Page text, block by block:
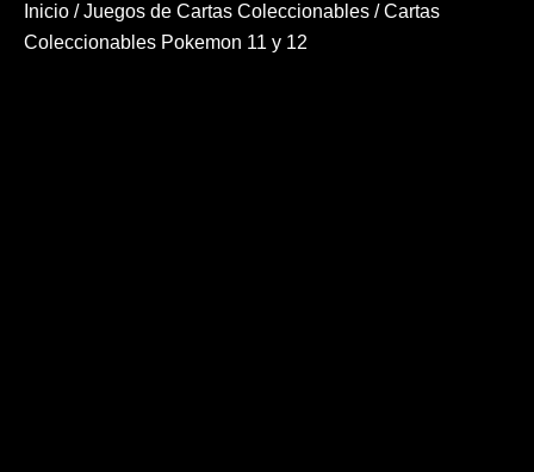
Inicio /Juegos de Cartas Coleccionables / Cartas
Coleccionables Pokemon 11 y 12